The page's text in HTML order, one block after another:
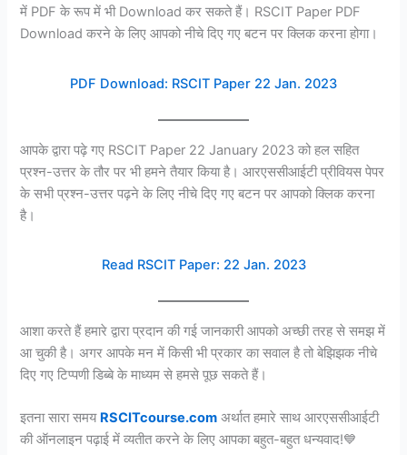
में PDF के रूप में भी Download कर सकते हैं। RSCIT Paper PDF
Download करने के लिए आपको नीचे दिए गए बटन पर क्लिक करना होगा।
PDF Download: RSCIT Paper 22 Jan. 2023
आपके द्वारा पढ़े गए RSCIT Paper 22 January 2023 को हल सहित
प्रश्न-उत्तर के तौर पर भी हमने तैयार किया है। आरएससीआईटी प्रीवियस पेपर
के सभी प्रश्न-उत्तर पढ़ने के लिए नीचे दिए गए बटन पर आपको क्लिक करना
है।
Read RSCIT Paper: 22 Jan. 2023
आशा करते हैं हमारे द्वारा प्रदान की गई जानकारी आपको अच्छी तरह से समझ में
आ चुकी है। अगर आपके मन में किसी भी प्रकार का सवाल है तो बेझिझक नीचे
दिए गए टिप्पणी डिब्बे के माध्यम से हमसे पूछ सकते हैं।
इतना सारा समय RSCITcourse.com अर्थात हमारे साथ आरएससीआईटी
की ऑनलाइन पढ़ाई में व्यतीत करने के लिए आपका बहुत-बहुत धन्यवाद!💙